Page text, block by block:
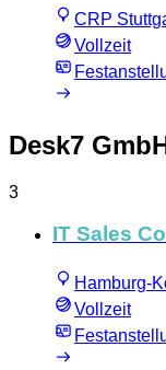
CRP
Vollzeit
Desk7
3
IT Sales
Hamburg-
Vollzeit